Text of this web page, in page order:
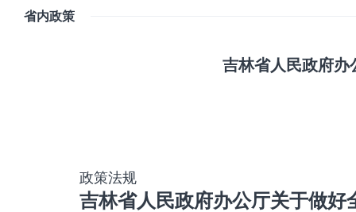
省内政策
吉林省人民政府办
政策法规
吉林省人民政府办公厅关于做